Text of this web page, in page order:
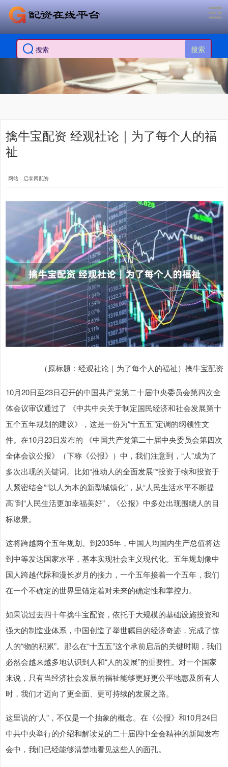
搜索
擒牛宝配资 经观社论｜为了每个人的福
祉
网站：启泰网配资
（原标题：经观社论｜为了每个人的福祉）擒牛宝配资
10月20日至23日召开的中国共产党第二十届中央委员会第四次全
体会议审议通过了 《中共中央关于制定国民经济和社会发展第十
五个五年规划的建议》，这是一份为“十五五”定调的纲领性文
件。在10月23日发布的 《中国共产党第二十届中央委员会第四次
全体会议公报》（下称《公报》）中，我们注意到，“人”成为了
多次出现的关键词。比如“推动人的全面发展”“投资于物和投资于
人紧密结合”“以人为本的新型城镇化”，从“人民生活水平不断提
高”到“人民生活更加幸福美好”，《公报》中多处出现围绕人的目
标愿景。
这将跨越两个五年规划。到2035年，中国人均国内生产总值将达
到中等发达国家水平，基本实现社会主义现代化。五年规划像中
国人跨越代际和漫长岁月的接力，一个五年接着一个五年，我们
在一个不确定的世界里锚定着对未来的确定性和掌控力。
如果说过去四十年擒牛宝配资，依托于大规模的基础设施投资和
强大的制造业体系，中国创造了举世瞩目的经济奇迹，完成了惊
人的“物的积累”。那么在“十五五”这个承前启后的关键时期，我们
必然会越来越多地认识到人和“人的发展”的重要性。对一个国家
来说，只有当经济社会发展的福祉能够更好更公平地惠及所有人
时，我们才迈向了更全面、更可持续的发展之路。
这里说的“人”，不仅是一个抽象的概念。在《公报》和10月24日
中共中央举行的介绍和解读党的二十届四中全会精神的新闻发布
会中，我们已经能够清楚地看见这些人的面孔。